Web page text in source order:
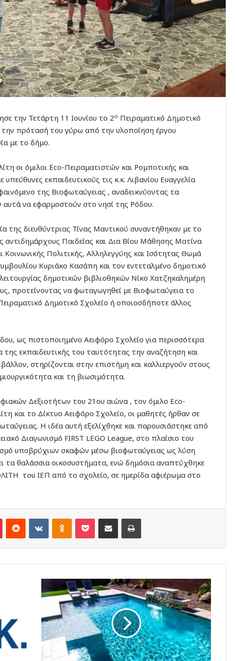
την Τετάρτη 11 Ιουνίου το 2ο Πειραματικό Δημοτικό
πρότασή του γύρω από την υλοποίηση έργου
με το δήμο.
οι όμιλοι Eco-Πειραματιστών και Ρομποτικής και
υπεύθυνες εκπαιδευτικούς τις κ.κ. Λιβανίου Ευαγγελία
της Βιοφωταύγειας , αναδεικνύοντας τα
να εφαρμοστούν στο νησί της Ρόδου.
της διευθύντριας Τίνας Μαντικού συναντήθηκαν με το
Παιδείας και Δια Βίου Μάθησης Ματίνα
Κοινωνικής Πολιτικής, Αλληλεγγύης και Ισότητας Θωμά
Κυριάκο Κασάπη και τον εντεταλμένο δημοτικό
δημοτικών βιβλιοθηκών Νίκο Χατζηκαλημέρη
προτείνοντας να φωταγωγηθεί με Βιοφωταύγεια το
Δημοτικό Σχολείο ή οποιοσδήποτε άλλος
ως πιστοποιημένο Αειφόρο Σχολείο για περισσότερα
εκπαιδευτικής του ταυτότητας την αναζήτηση και
στηρίζονται στην επιστήμη και καλλιεργούν στους
και τη βιωσιμότητα.
Δεξιοτήτων του 21ου αιώνα , τον όμιλο Eco-
και το Δίκτυο Αειφόρο Σχολείο, οι μαθητές ήρθαν σε
Η ιδέα αυτή εξελίχθηκε και παρουσιάστηκε από
Διαγωνισμό FIRST LEGO League, στο πλαίσιο του
υποβρύχιων σκαφών μέσω βιοφωταύγειας ως λύση
θαλάσσια οικοσυστήματα, ενώ δημόσια αναπτύχθηκε
του ΙΕΠ από το σχολείο, σε ημερίδα αφιέρωμα στο
PinterestReddit VKontakteOdnoklassniki
Pocket Share via Email Print
Δεν
υπήρχε
ναυαγοσώστης
στο
pool
που